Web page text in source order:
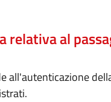
relativa al
all'autenticazione